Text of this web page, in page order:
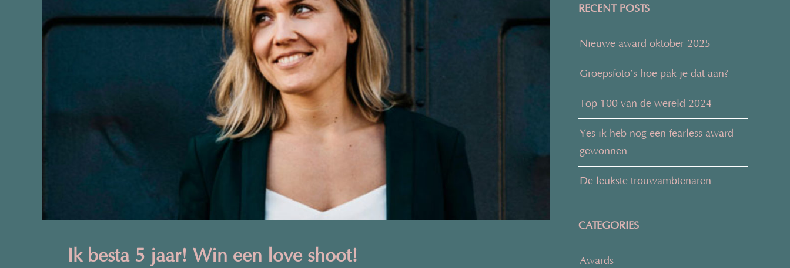
Ik besta 5 jaar! Win een love shoot!
RECENT POSTS
Nieuwe award oktober 2025
Groepsfoto’s hoe pak je dat aan?
Top 100 van de wereld 2024
Yes ik heb nog een fearless award
gewonnen
De leukste trouwambtenaren
CATEGORIES
Awards